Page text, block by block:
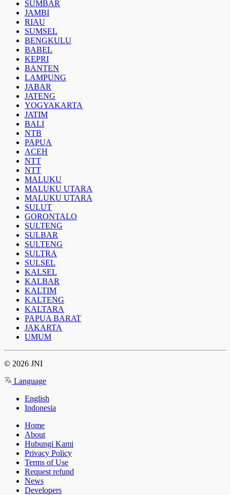
SUMBAR
JAMBI
RIAU
SUMSEL
BENGKULU
BABEL
KEPRI
BANTEN
LAMPUNG
JABAR
JATENG
YOGYAKARTA
JATIM
BALI
NTB
PAPUA
ACEH
NTT
NTT
MALUKU
MALUKU UTARA
MALUKU UTARA
SULUT
GORONTALO
SULTENG
SULBAR
SULTENG
SULTRA
SULSEL
KALSEL
KALBAR
KALTIM
KALTENG
KALTARA
PAPUA BARAT
JAKARTA
UMUM
© 2026 JNI
Language
English
Indonesia
Home
About
Hubungi Kami
Privacy Policy
Terms of Use
Request refund
News
Developers